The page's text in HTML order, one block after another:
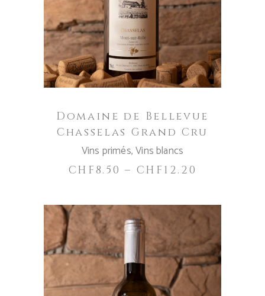
a
plusieurs
variations.
Les
options
peuvent
choisies
sur
la
page
Domaine de Bellevue
Chasselas Grand Cru
Vins primés,Vins blancs
CHF8.50 – CHF 12.20